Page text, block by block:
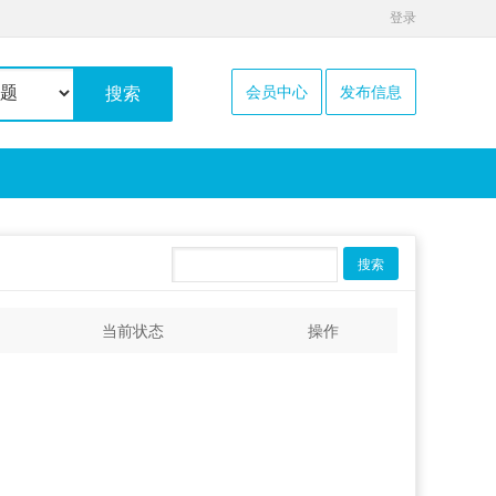
登录
搜索 会员中心 发布信息
搜索
当前状态 操作